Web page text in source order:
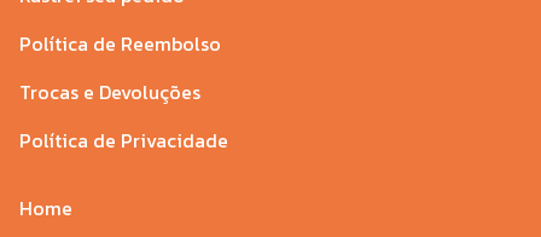
Política de Reembolso
Trocas e Devoluções
Política de Privacidade
Home